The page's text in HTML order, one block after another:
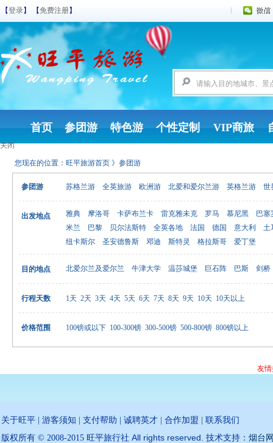
【登录】 【免费注册】
首页 参团游 特色游 个性定制 VIP商旅
您现在的位置： 旺平旅游首页 》参团游
参团游 苏格兰游 全英旅游 欧洲游 北爱和爱尔兰游 英格兰游 世
出发地点 雅典 摩洛哥 卡萨布兰卡 雷克雅未克 罗马 慕尼黑
巴塞
米兰
巴黎 贝尔法斯特 全英各地 法国 德国 意大利
土
纽卡斯尔
圣安德鲁斯 邓迪 斯特灵 格拉斯哥 爱丁堡
目的地点 北爱尔兰及爱尔兰 牛津大学 温莎城堡 巨石阵 巴斯 剑桥
行程天数 1天 2天 3天 4天 5天 6天 7天 8天 9天 10天 10天以上
价格范围 100镑或以下 100-300镑 300-500镑 500-800镑 800镑以上
友
关于旺平 游客须知 支付帮助 诚聘英才 合作加盟
联系我们
版权所有 © 2008-2015 旺平旅行社 All rights reserved. 技术支持： 烟台
关闭